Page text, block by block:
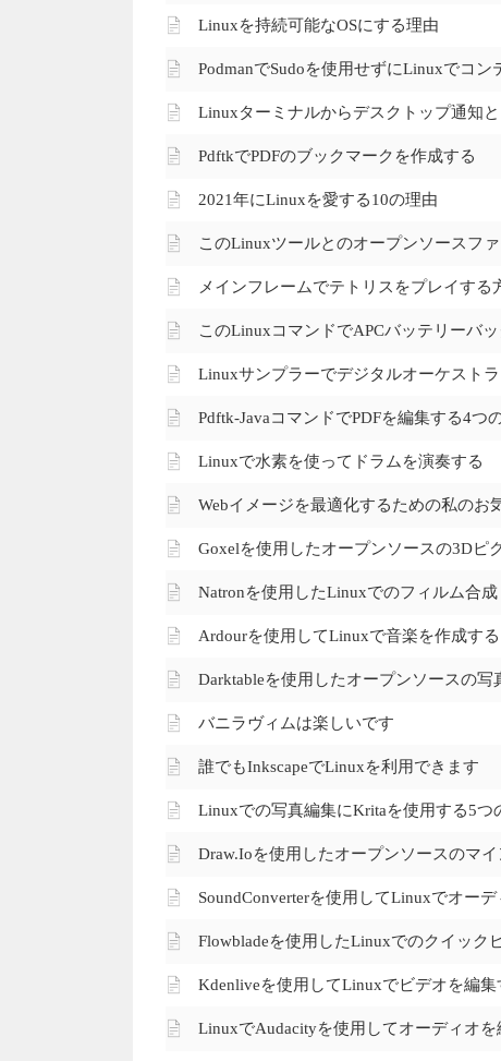
Linuxを持続可能なOSにする理由
Podmanでsudoを使用せずにLinuxでコン
Linuxターミナルからデスクトップ通知
PdftkでPDFのブックマークを作成する
2021年にLinuxを愛する10の理由
このLinuxツールとのオープンソースフ
メインフレームでテトリスをプレイする
このLinuxコマンドでAPCバッテリーバ
Linuxサンプラーでデジタルオーケスト
Pdftk-JavaコマンドでPDFを編集する4つ
Linuxで水素を使ってドラムを演奏する
Webイメージを最適化するための私のお
Goxelを使用したオープンソースの3Dピ
Natronを使用したLinuxでのフィルム合成
Ardourを使用してLinuxで音楽を作成する
Darktableを使用したオープンソースの写
バニラヴィムは楽しいです
誰でもInkscapeでLinuxを利用できます
Linuxでの写真編集にKritaを使用する5つ
Draw.ioを使用したオープンソースのマ
SoundConverterを使用してLinuxでオー
Flowbladeを使用したLinuxでのクイック
Kdenliveを使用してLinuxでビデオを編集
LinuxでAudacityを使用してオーディオを